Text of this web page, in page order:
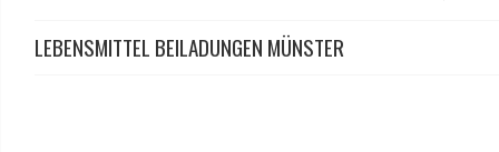
LEBENSMITTEL BEILADUNGEN MÜNSTER